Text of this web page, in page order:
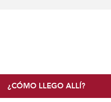
¿CÓMO LLEGO ALLÍ?